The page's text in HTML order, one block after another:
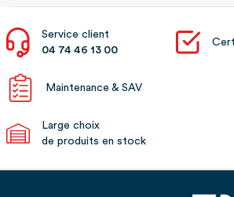
Service client
04 74 46 13 00
Maintenance & SAV
Large choix
de produits en stock